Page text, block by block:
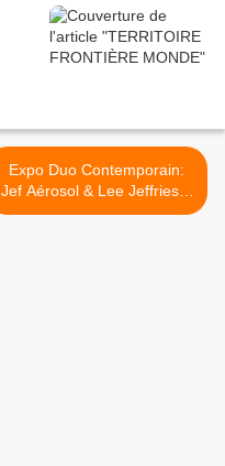
Expo Duo Contemporain:
Jef Aérosol & Lee Jeffries «
Synergy » >